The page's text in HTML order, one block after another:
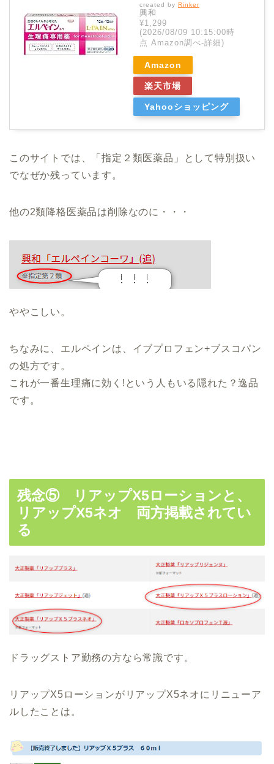
created by Rinker
興和
¥1,299
(2026/08/09 10:15:00時
点 Amazon調べ-詳細)
Amazon
楽天市場
Yahooショッピング
このサイトでは、「指定２類医薬品」として特別扱い
でなぜか残っています。
他の2類降格医薬品は削除なのに・・・
ややこしい。
ちなみに、エルペインは、イブプロフェン+ブスコパン
の処方です。
これが一番生理痛に効く!という人もいる隠れた？逸品
です。
残念⑤ リアップX5ローションと、
リアップX5ネオ 両方掲載されてい
る
ドラッグストア勤務の方なら常識です。
リアップX5ローションがリアップX5ネオにリニューア
ルしたことは。